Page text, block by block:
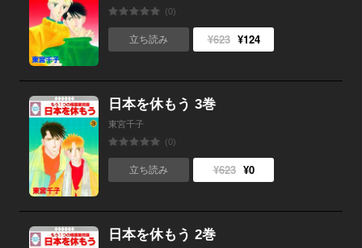
(0)
立ち読み ¥623 ¥124
日本を休もう 3巻
東宮千子
(0)
立ち読み ¥623 ¥0
日本を休もう 2巻